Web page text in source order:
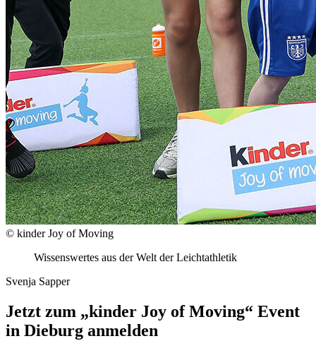
© kinder Joy of Moving
Wissenswertes aus der Welt der Leichtathletik
Svenja Sapper
Jetzt zum „kinder Joy of Moving“ Event
in Dieburg anmelden